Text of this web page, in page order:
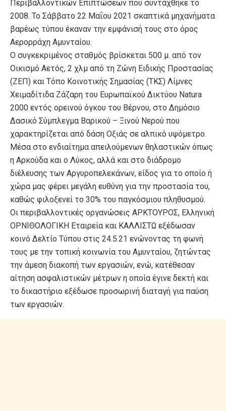
Περιβαλλοντικών Επιπτώσεων που συντάχθηκε το
2008. Το Σάββατο 22 Μαΐου 2021 σκαπτικά μηχανήματα
βαρέως τύπου έκαναν την εμφάνισή τους στο όρος
Αερορράχη Αμυνταίου.
Ο συγκεκριμένος σταθμός βρίσκεται 500 μ. από τον
Οικισμό Αετός, 2 χλμ από τη Ζώνη Ειδικής Προστασίας
(ΖΕΠ) και Τόπο Κοινοτικής Σημασίας (ΤΚΣ) Λίμνες
Χειμαδίτιδα Ζάζαρη του Ευρωπαϊκού Δικτύου Natura
2000 εντός ορεινού όγκου του Βέρνου, στο ∆ημόσιο
∆ασικό Σύμπλεγμα Βαρικού – Ξινού Νερού που
χαρακτηρίζεται από δάση Οξιάς σε αλπικό υψόμετρο.
Μέσα στο ενδιαίτημα απειλούμενων θηλαστικών όπως
η Αρκούδα και ο Λύκος, αλλά και στο διάδρομο
διέλευσης των Αργυροπελεκάνων, είδος για το οποίο ή
χώρα μας φέρει μεγάλη ευθύνη για την προστασία του,
καθώς φιλοξενεί το 30% του παγκόσμιου πληθυσμού.
Οι περιβαλλοντικές οργανώσεις ΑΡΚΤΟΥΡΟΣ, Ελληνική
ΟΡΝΙΘΟΛΟΓΙΚΗ Εταιρεία και ΚΑΛΛΙΣΤΩ εξέδωσαν
κοινό Δελτίο Τύπου στις 24.5.21 ενώνοντας τη φωνή
τους με την τοπική κοινωνία του Αμυνταίου, ζητώντας
την άμεση διακοπή των εργασιών, ενώ, κατέθεσαν
αίτηση ασφαλιστικών μέτρων η οποία έγινε δεκτή και
το δικαστήριο εξέδωσε προσωρινή διαταγή για παύση
των εργασιών.